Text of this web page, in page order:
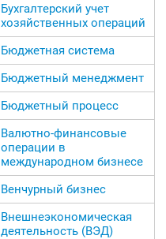
Бухгалтерский учет
хозяйственных операций
Бюджетная система
Бюджетный менеджмент
Бюджетный процесс
Валютно-финансовые
операции в
международном бизнесе
Венчурный бизнес
Внешнеэкономическая
деятельность (ВЭД)